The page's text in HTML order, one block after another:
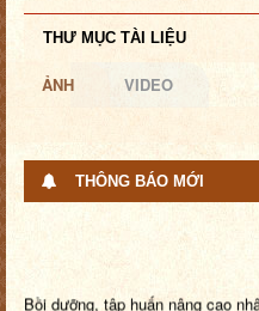
THƯ MỤC TÀI LIỆU
ẢNH VIDEO
THÔNG BÁO MỚI
Bồi dưỡng, tập huấn nâng cao